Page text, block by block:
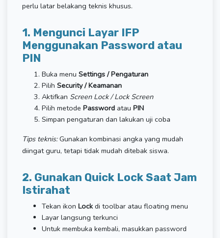
perlu latar belakang teknis khusus.
1. Mengunci Layar IFP
Menggunakan Password atau
PIN
Buka menu Settings / Pengaturan
Pilih Security / Keamanan
Aktifkan Screen Lock / Lock Screen
Pilih metode Password atau PIN
Simpan pengaturan dan lakukan uji coba
Tips teknis:Gunakan kombinasi angka yang mudah
diingat guru, tetapi tidak mudah ditebak siswa.
2. Gunakan Quick Lock Saat Jam
Istirahat
Tekan ikon Lock di toolbar atau floating menu
Layar langsung terkunci
Untuk membuka kembali, masukkan password